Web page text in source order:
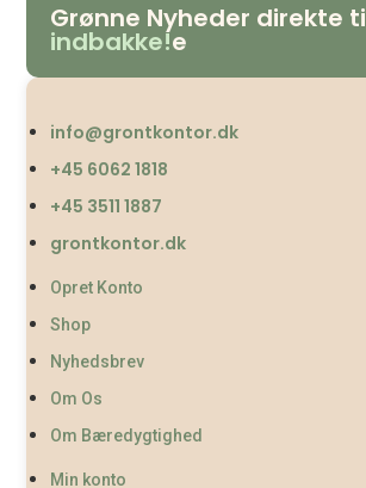
Grønne Nyheder direkte
indbakke!e
info@grontkontor.dk
+45 6062 1818
+45 3511 1887
grontkontor.dk
Opret Konto
Shop
Nyhedsbrev
Om Os
Om Bæredygtighed
Min konto